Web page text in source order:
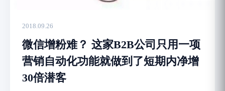
2018.09.26
微信增粉难？ 这家B2B公司只用一项
营销自动化功能就做到了短期内净增
30倍潜客